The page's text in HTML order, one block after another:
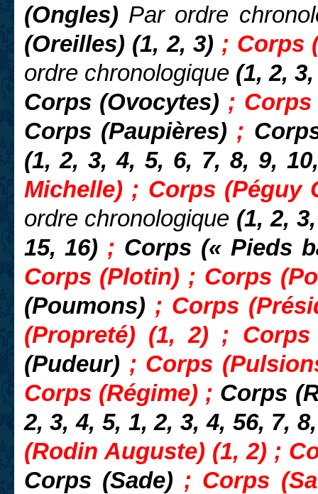
(Ongles) Par ordre
(Oreilles) (1, 2, 3) ; Corps
ordre chronologique(1, 2,
Corps (Ovocytes) ; Corps
Corps (Paupières) ;
(1, 2, 3, 4, 5, 6, 7, 8, 9,
Michelle) ; Corps (Péguy
ordre chronologique (1, 2,
15, 16) ; Corps (« Pieds
Corps (Plotin) ; Corps
(Poumons) ; Corps
(Propreté) (1, 2) ;
(Pudeur) ; Corps
Corps (Régime) ; Corps
2, 3, 4, 5, 1, 2, 3, 4, 56, 7,
(Rodin Auguste) (1, 2) ;
Corps (Sade) ; Corps